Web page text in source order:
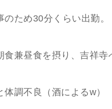
ため30分くらい出勤。
兼昼食を摂り、吉祥寺
調不良（酒によるw）